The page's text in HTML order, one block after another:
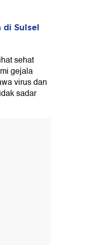
di Sulsel
sehat
gejala
virus dan
sadar